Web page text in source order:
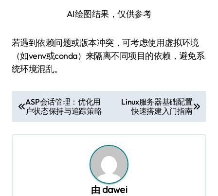
AI绘图结果，仅供参考
若遇到依赖问题或版本冲突，可考虑使用虚拟环境
（如venv或conda）来隔离不同项目的依赖，避免系
统环境混乱。
章
导
ASP会话管理：优化用
户状态保持与追踪策略
Linux服务器基础配置
快速搭建入门指南
由 dawei